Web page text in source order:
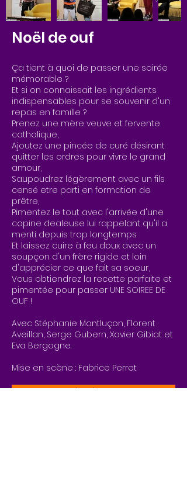
Noël de ouf
Ça tient à quoi de passer une soirée
mémorable ?
Et si on connaissait les ingrédients
indispensables pour se souvenir d'un
repas en famille ?
Prenez une mère veuve et fervente
catholique,
Ajoutez une pincée de curé désirant
quitter les ordres pour vivre le grand
amour,
Saupoudrez légèrement avec un fils
censé etre parti en formation de
prêtre,
Pimentez le tout avec l'arrivée d'une
copine dealeuse lui rappelant qu'il a
menti depuis trop longtemps
Et laissez cuire à feu doux avec un
soupçon d'un frère rigide et loin
d'apprécier ce que fait sa soeur,
Vous obtiendrez la recette parfaite et
pimentée pour passer UNE SOIREE DE
OUF !
Avec Stéphanie Montluçon, Florent
Aveillan, Serge Gubern, Xavier Gibiat et
Eva Bergogne.
Mise en scène : Fabrice Perret
Dossier de presse